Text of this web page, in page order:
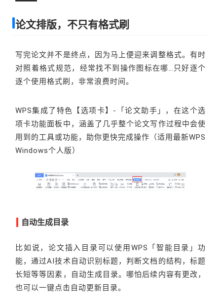
论文排版，不只有格式刷
写完论文并不是终点，因为马上便迎来调整格式。有时
对照着格式规范，经常找不到操作图标在哪…只好逐个
逐个使用格式刷，非常浪费时间。
WPS集成了特色【选项卡】-「论文助手」，在这个选
项卡功能面板中，涵盖了几乎整个论文写作过程中会使
用到的工具或功能，助你更快完成操作（适用最新WPS
Windows个人版）
自动生成目录
比如说，论文插入目录可以使用WPS「智能目录」功
能，通过AI技术自动识别标题，判断文档的结构，标题
长短等等因素，自动生成目录。哪怕后续内容有更改，
也可以一键点击自动更新目录。